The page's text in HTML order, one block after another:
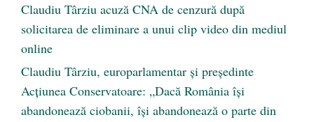
Claudiu Târziu acuză CNA de cenzură după
solicitarea de eliminare a unui clip video din mediul
online
Claudiu Târziu, europarlamentar și președinte
Acțiunea Conservatoare: „Dacă România își
abandonează ciobanii, își abandonează o parte din